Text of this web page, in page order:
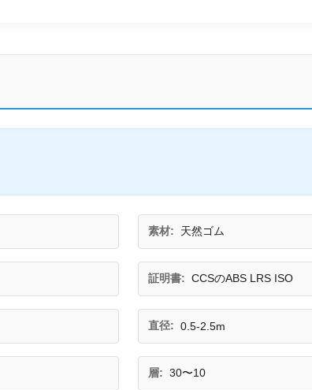
素材: 天然ゴム
証明書: CCSのABS LRS ISO
直径: 0.5-2.5m
層: 30〜10